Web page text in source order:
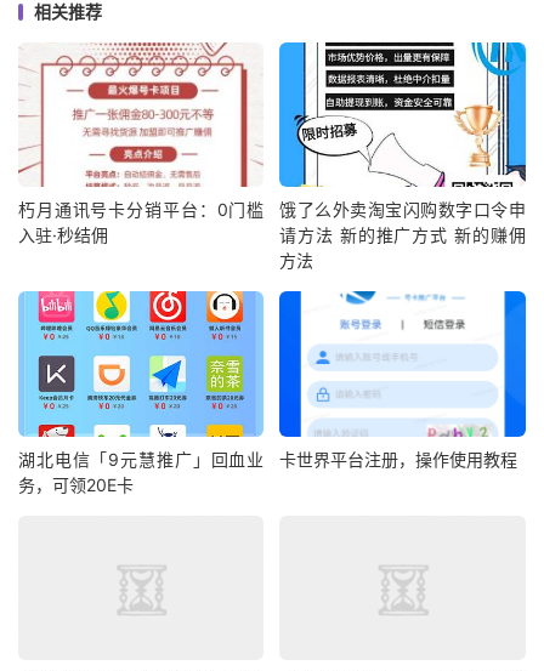
相关推荐
朽月通讯号卡分销平台：0门槛
入驻·秒结佣
饿了么外卖淘宝闪购数字口令申
请方法 新的推广方式 新的赚佣
方法
湖北电信「9元慧推广」回血业
务，可领20E卡
卡世界平台注册，操作使用教程